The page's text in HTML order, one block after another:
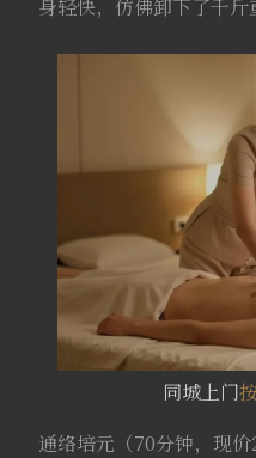
身轻快，仿佛卸下了千斤
同城上门
通络培元（70分钟，现